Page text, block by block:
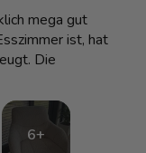
mega gut
ist, hat
Die
6+